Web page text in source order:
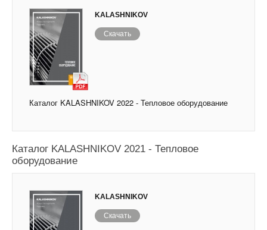
KALASHNIKOV
Скачать
Каталог KALASHNIKOV 2022 - Тепловое оборудование
Каталог KALASHNIKOV 2021 - Тепловое
оборудование
KALASHNIKOV
Скачать